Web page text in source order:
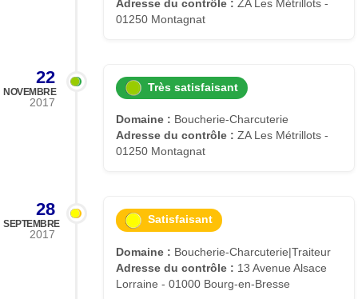
Adresse du contrôle : ZA Les Métrillots -
01250 Montagnat
22
NOVEMBRE
2017
Très satisfaisant
Domaine : Boucherie-Charcuterie
Adresse du contrôle : ZA Les Métrillots -
01250 Montagnat
28
SEPTEMBRE
2017
Satisfaisant
Domaine : Boucherie-Charcuterie|Traiteur
Adresse du contrôle : 13 Avenue Alsace
Lorraine - 01000 Bourg-en-Bresse